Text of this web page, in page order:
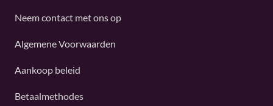
Neem contact met ons op
Algemene Voorwaarden
Aankoop beleid
Betaalmethodes